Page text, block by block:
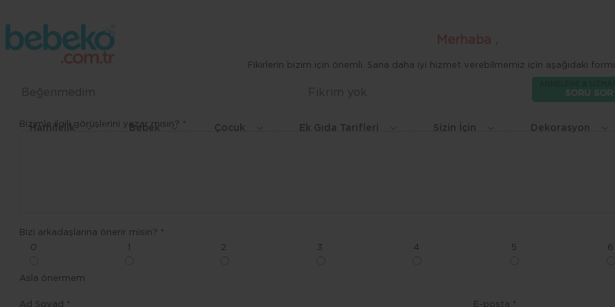
SORU SOR
Hamilelik Bebek Çocuk Ek Gıda Tarifleri Sizin İçin Dekorasyon
Fikirlerin bizim için önemli. Sana daha iyi hizmet verebilmemiz için aşağıdaki
Beğenmedim Fikrim yok
Bizimle ilgili görüşlerini yazar mısın? *
Bizi arkadaşlarına önerir misin? *
0
2 3 4 5 6
Asla önermem
Ad Soyad * E-posta *